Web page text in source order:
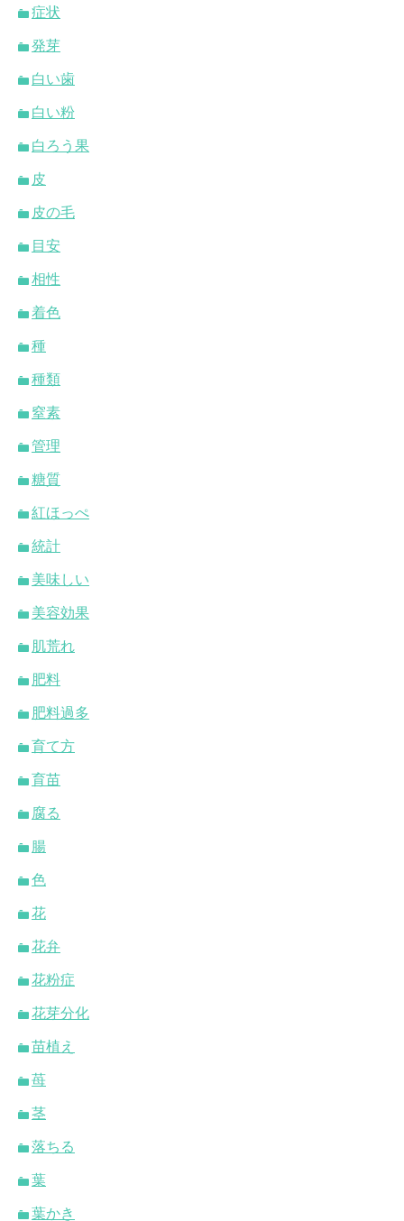
症状
発芽
白い歯
白い粉
白ろう果
皮
皮の毛
目安
相性
着色
種
種類
窒素
管理
糖質
紅ほっぺ
統計
美味しい
美容効果
肌荒れ
肥料
肥料過多
育て方
育苗
腐る
腸
色
花
花弁
花粉症
花芽分化
苗植え
苺
茎
落ちる
葉
葉かき